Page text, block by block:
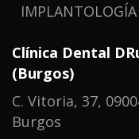
Clínica Dental
(Burgos)
C. Vitoria, 37,
Burgos